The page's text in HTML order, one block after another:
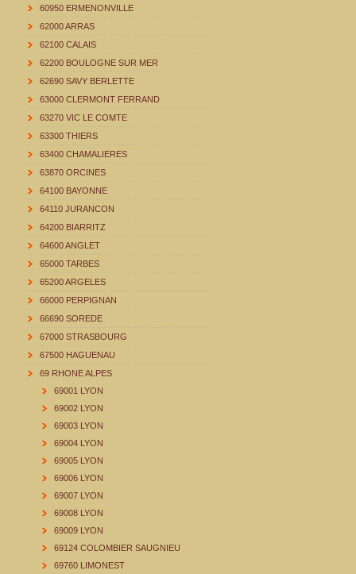
60950 ERMENONVILLE
62000 ARRAS
62100 CALAIS
62200 BOULOGNE SUR MER
62690 SAVY BERLETTE
63000 CLERMONT FERRAND
63270 VIC LE COMTE
63300 THIERS
63400 CHAMALIERES
63870 ORCINES
64100 BAYONNE
64110 JURANCON
64200 BIARRITZ
64600 ANGLET
65000 TARBES
65200 ARGELES
66000 PERPIGNAN
66690 SOREDE
67000 STRASBOURG
67500 HAGUENAU
69 RHONE ALPES
69001 LYON
69002 LYON
69003 LYON
69004 LYON
69005 LYON
69006 LYON
69007 LYON
69008 LYON
69009 LYON
69124 COLOMBIER SAUGNIEU
69760 LIMONEST